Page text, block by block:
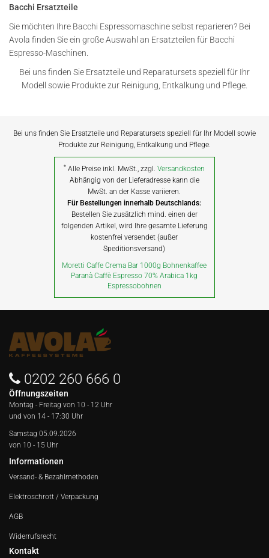
Bacchi Ersatzteile
Sie möchten Ihre Bacchi Espressomaschine selbst reparieren? Bei
Avola finden Sie ein große Auswahl an Ersatzteilen für Bacchi
Espresso-Maschinen.
Bei uns finden Sie Ersatzteile und Reparatursets speziell für Ihr
Modell sowie Produkte zur Reinigung, Entkalkung und Pflege.
Bei uns finden Sie Ersatzteile und Reparatursets speziell für Ihr Modell sowie
Produkte zur Reinigung, Entkalkung und Pflege.
* Alle Preise inkl. MwSt., zzgl.Versandkosten
Abhängig von der Lieferadresse kann die
MwSt. an der Kasse variieren.
Für Bestellungen innerhalb Deutschlands:
Bestellen Sie zusätzlich mind. einen der
folgenden Artikel, wird Ihre gesamte Lieferung
kostenfrei versendet (außer
Speditionsversand)
Moretti Caffe Crema Bar 1000g Bohnenkaffee
Paranà Caffè Espresso 70% Arabica 1kg
Espressobohnen
0202 260 666 0
Öffnungszeiten
Montag - Freitag von 10 - 12 Uhr
und von 14 - 17:30 Uhr
Samstag 05.09.2026
von 10 - 15 Uhr
Informationen
Versand- & Bezahlmethoden
Elektroschrott / Verpackung
AGB
Widerrufsrecht
Kontakt